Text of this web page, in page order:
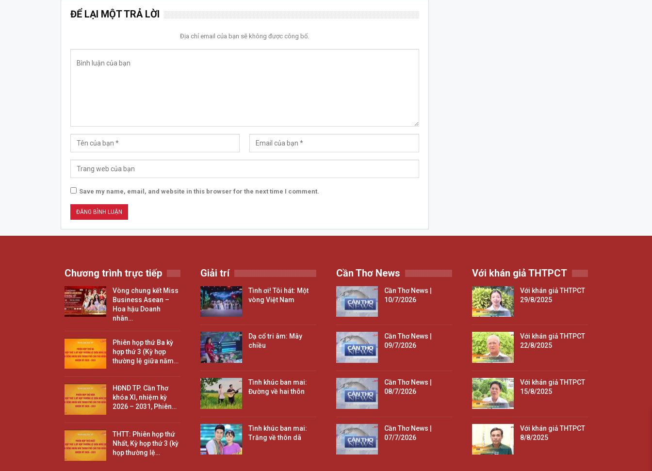
ĐỂ LẠI MỘT TRẢ LỜI
Địa chỉ email của bạn sẽ không được công bố.
Save my name, email, and website in this browser for the next time I comment.
Chương trình trực tiếp
Vòng chung kết Miss
Business Asean –
Hoa hậu Doanh
nhân…
Phiên họp thứ Ba kỳ
hợp thứ 3 (Kỳ hợp
thường lệ giữa năm…
HĐND TP. Cần Thơ
khóa XI, nhiệm kỳ
2026 – 2031, Phiên…
THTT: Phiên họp thứ
Nhất, Kỳ họp thứ 3 (kỳ
họp thường lệ…
Giải trí
Tình ơi! Tôi hát: Một
vòng Việt Nam
Dạ cổ tri âm: Mây
chiều
Tình khúc ban mai:
Đường về hai thôn
Tình khúc ban mai:
Trăng về thôn dã
Cần Thơ News
Cần Thơ News |
10/7/2026
Cần Thơ News |
09/7/2026
Cần Thơ News |
08/7/2026
Cần Thơ News |
07/7/2026
Với khán giả THTPCT
Với khán giả THTPCT
29/8/2025
Với khán giả THTPCT
22/8/2025
Với khán giả THTPCT
15/8/2025
Với khán giả THTPCT
8/8/2025